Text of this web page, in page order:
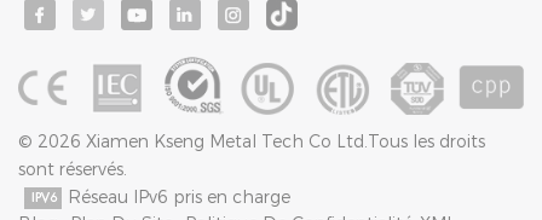
© 2026 Xiamen Kseng Metal Tech Co Ltd.Tous les droits
sont réservés.
Réseau IPv6 pris en charge